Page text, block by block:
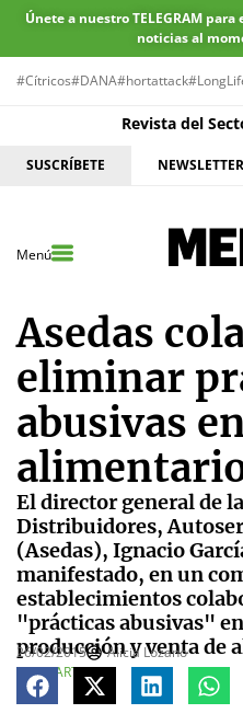
Únete a nuestro TELEGRAM
noticias al
#Cítricos#DANA#hortattack
Revista del
SUSCRÍBETE NEWSLETTER
Menú
Asedas
eliminar
abusivas
El director general de
Distribuidores,
(Asedas), Ignacio
manifestado, en un
establecimientos
"prácticas abusivas"
producción y venta de
26/02/2015
Alicia Lozano
COMPARTE